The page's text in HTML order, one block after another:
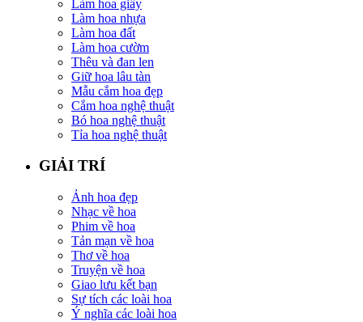
Làm hoa giấy
Làm hoa nhựa
Làm hoa đất
Làm hoa cườm
Thêu và đan len
Giữ hoa lâu tàn
Mẫu cắm hoa đẹp
Cắm hoa nghệ thuật
Bó hoa nghệ thuật
Tỉa hoa nghệ thuật
GIẢI TRÍ
Ảnh hoa đẹp
Nhạc về hoa
Phim về hoa
Tản mạn về hoa
Thơ về hoa
Truyện về hoa
Giao lưu kết bạn
Sự tích các loài hoa
Ý nghĩa các loài hoa